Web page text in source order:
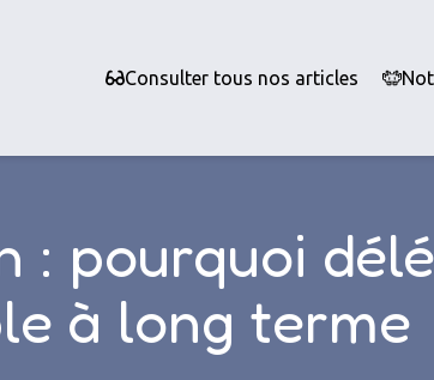
Consulter tous nos articles
: pourquoi
à long terme